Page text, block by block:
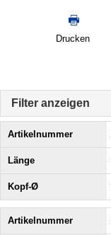
Drucken
Filter anzeigen